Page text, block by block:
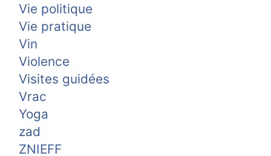
Vie politique
Vie pratique
Vin
Violence
Visites guidées
Vrac
Yoga
zad
ZNIEFF